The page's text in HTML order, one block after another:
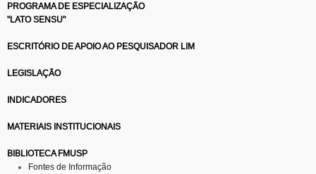
PROGRAMA DE ESPECIALIZAÇÃO
"LATO SENSU"
ESCRITÓRIO DE APOIO AO PESQUISADOR LIM
LEGISLAÇÃO
INDICADORES
MATERIAIS INSTITUCIONAIS
BIBLIOTECA FMUSP
Fontes de Informação